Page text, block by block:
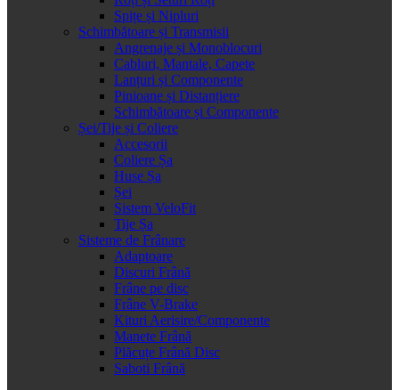
Spițe și Nipluri
Schimbătoare și Transmisii
Angrenaje și Monoblocuri
Cabluri, Mantale, Capete
Lanțuri și Componente
Pinioane și Distanțiere
Schimbătoare și Componente
Șei/Tije și Coliere
Accesorii
Coliere Șa
Huse Șa
Șei
Sistem VeloFit
Tije Șa
Sisteme de Frânare
Adaptoare
Discuri Frână
Frâne pe disc
Frâne V-Brake
Kituri Aerisire/Componente
Manete Frână
Plăcuțe Frână Disc
Saboti Frână